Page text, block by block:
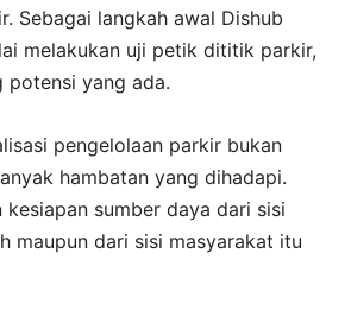
Sebagai langkah awal Dishub
melakukan uji petik dititik parkir,
potensi yang ada.
pengelolaan parkir bukan
hambatan yang dihadapi.
kesiapan sumber daya dari sisi
maupun dari sisi masyarakat itu